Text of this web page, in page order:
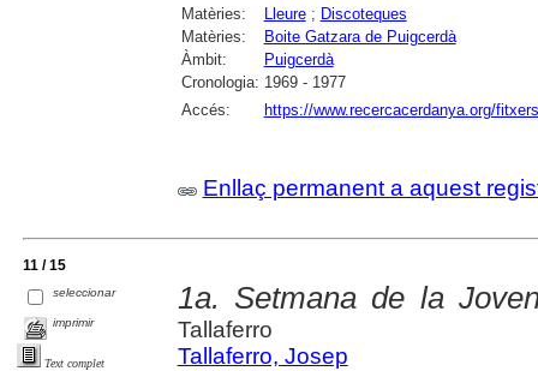
Matèries: Lleure; Discoteques
Matèries:
Boite Gatzara de Puigcerdà
Àmbit:
Puigcerdà
Cronologia: 1969 - 1977
Accés:
https://www.recercacerdanya.org/
Enllaç permanent a aquest
11 / 15
seleccionar
imprimir
Text complet
1a. Setmana de la
Tallaferro
Tallaferro, Josep